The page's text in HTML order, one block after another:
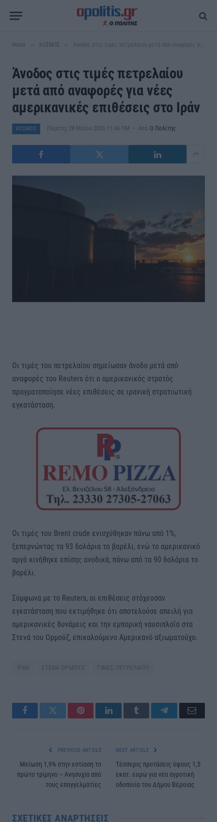
Home ΚΟΣΜΟΣ Άνοδος στις τιμές πετρελαίου μετά από αναφορές για νέες αμερικανικές επιθέσεις στο Ιράν
Άνοδος στις τιμές πετρελαίου
μετά από αναφορές για νέες
αμερικανικές επιθέσεις στο Ιράν
ΚΟΣΜΟΣ Πέμπτη, 28 Μαΐου 2026 11:46 ΠΜ Από Ο Πολίτης
Οι τιμές του πετρελαίου σημείωσαν άνοδο μετά από
αναφορές του Reuters ότι ο αμερικανικός στρατός
πραγματοποίησε νέες επιθέσεις σε ιρανική στρατιωτική
εγκατάσταση.
Οι τιμές του Brent crude ενισχύθηκαν πάνω από 1%,
ξεπερνώντας τα 93 δολάρια το βαρέλι, ενώ το αμερικανικό
αργό κινήθηκε επίσης ανοδικά, πάνω από τα 90 δολάρια το
βαρέλι.
Σύμφωνα με το Reuters, οι επιθέσεις στόχευσαν
εγκατάσταση που εκτιμήθηκε ότι αποτελούσε απειλή για
αμερικανικές δυνάμεις και την εμπορική ναυσιπλοΐα στα
Στενά του Ορμούζ, επικαλούμενο Αμερικανό αξιωματούχο.
ΙΡΑΝ ΣΤΕΝΑ ΟΡΜΟΥΖ ΤΙΜΕΣ ΠΕΤΡΕΛΑΙΟΥ
FacebookTwitter PinterestLinkedInTumblr TelegramEmail
PREVIOUS ARTICLE
Μείωση 1,9% στην εστίαση το
πρώτο τρίμηνο – Ανησυχία από
τους επαγγελματίες
NEXT ARTICLE
Τέσσερις προτάσεις ύψους 1,5
εκατ. ευρώ για νέα αγροτική
οδοποιία του Δήμου Βέροιας
ΣΧΕΤΙΚΈΣ ΑΝΑΡΤΉΣΕΙΣ